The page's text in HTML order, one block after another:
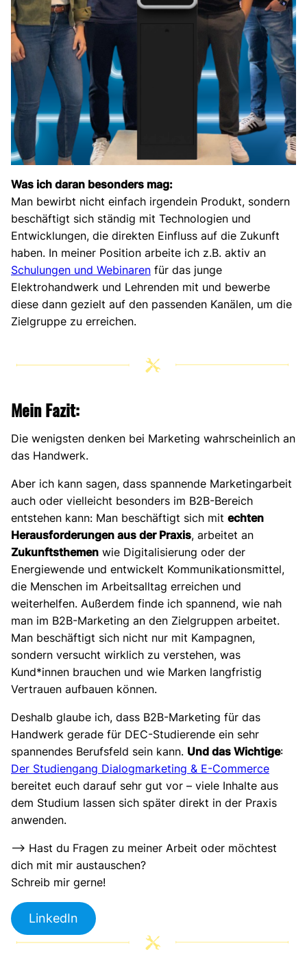
Was ich daran besonders mag:
Man bewirbt nicht einfach irgendein Produkt, sondern
beschäftigt sich ständig mit Technologien und
Entwicklungen, die direkten Einfluss auf die Zukunft
haben. In meiner Position arbeite ich z.B. aktiv an
Schulungen und Webinaren für das junge
Elektrohandwerk und Lehrenden mit und bewerbe
diese dann gezielt auf den passenden Kanälen, um die
Zielgruppe zu erreichen.
Mein Fazit:
Die wenigsten denken bei Marketing wahrscheinlich an
das Handwerk.
Aber ich kann sagen, dass spannende Marketingarbeit
auch oder vielleicht besonders im B2B-Bereich
entstehen kann: Man beschäftigt sich mit echten
Herausforderungen aus der Praxis, arbeitet an
Zukunftsthemen wie Digitalisierung oder der
Energiewende und entwickelt Kommunikationsmittel,
die Menschen im Arbeitsalltag erreichen und
weiterhelfen. Außerdem finde ich spannend, wie nah
man im B2B-Marketing an den Zielgruppen arbeitet.
Man beschäftigt sich nicht nur mit Kampagnen,
sondern versucht wirklich zu verstehen, was
Kund*innen brauchen und wie Marken langfristig
Vertrauen aufbauen können.
Deshalb glaube ich, dass B2B-Marketing für das
Handwerk gerade für DEC-Studierende ein sehr
spannendes Berufsfeld sein kann. Und das Wichtige:
Der Studiengang Dialogmarketing & E-Commerce
bereitet euch darauf sehr gut vor – viele Inhalte aus
dem Studium lassen sich später direkt in der Praxis
anwenden.
–> Hast du Fragen zu meiner Arbeit oder möchtest
dich mit mir austauschen?
Schreib mir gerne!
LinkedIn